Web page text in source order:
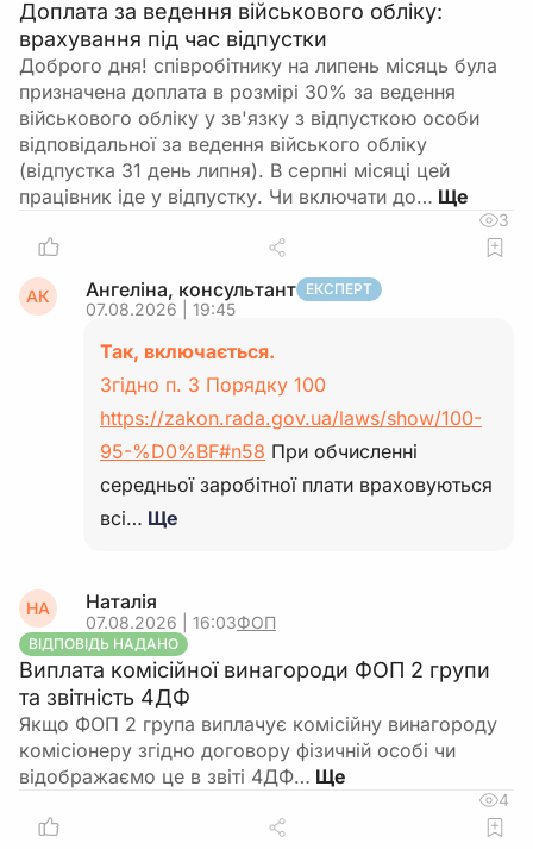
Доплата за ведення військового обліку:
врахування під час відпустки
Доброго дня! співробітнику на липень місяць була
призначена доплата в розмірі 30% за ведення
військового обліку у зв'язку з відпусткою особи
відповідальної за ведення війського обліку
(відпустка 31 день липня). В серпні місяці цей
працівник іде у відпустку. Чи включати до…
3
АК Ангеліна, консультант ЕКСПЕРТ
07.08.2026 | 19:45
Так, включається.
Згідно п. 3 Порядку 100
https://zakon.rada.gov.ua/laws/show/100-
95-%D0%BF#n58 При обчисленні
середньої заробітної плати враховуються
всі… Ще
НА Наталія
07.08.2026 | 16:03ФОП
ВІДПОВІДЬ НАДАНО
Виплата комісійної винагороди ФОП 2 групи
та звітність 4ДФ
Якщо ФОП 2 група виплачує комісійну винагороду
комісіонеру згідно договору фізичній особі чи
відображаємо це в звіті 4ДФ…
4